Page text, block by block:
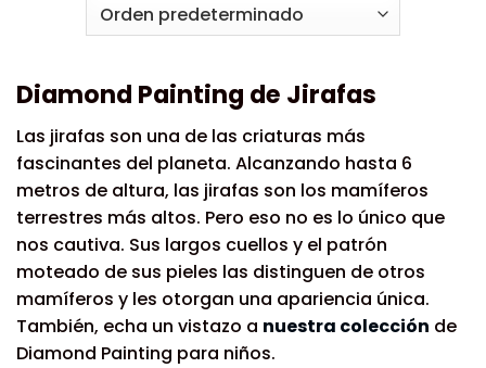
Diamond Painting de Jirafas
Las jirafas son una de las criaturas más
fascinantes del planeta. Alcanzando hasta 6
metros de altura, las jirafas son los mamíferos
terrestres más altos. Pero eso no es lo único que
nos cautiva. Sus largos cuellos y el patrón
moteado de sus pieles las distinguen de otros
mamíferos y les otorgan una apariencia única.
También, echa un vistazo a nuestra colección de
Diamond Painting para niños.